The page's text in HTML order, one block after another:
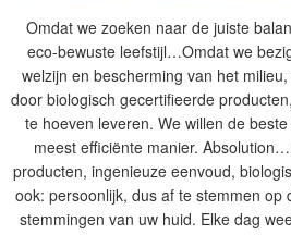
Omdat we zoeken naar de juiste
eco-bewuste leefstijl…Omdat we
welzijn en bescherming van het
door biologisch gecertifieerde
te hoeven leveren. We willen de
meest efficiënte manier.
producten, ingenieuze eenvoud,
ook: persoonlijk, dus af te stemmen op
stemmingen van uw huid. Elke dag